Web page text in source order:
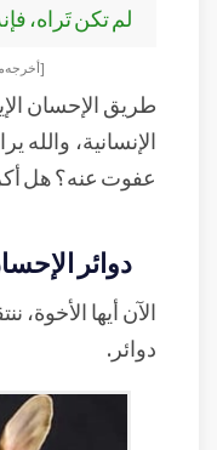
لم تكن تَراه،
[أخرجه
طريق الإحسان
الإنسانية،
عفوت عنه؟ هل
دوائر
الآن أيها الأخوة،
دوائر.